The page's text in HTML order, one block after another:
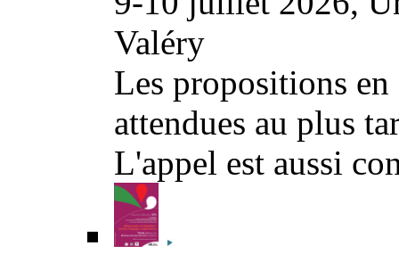
Valéry
Les propositions
attendues au plus
L'appel est aussi